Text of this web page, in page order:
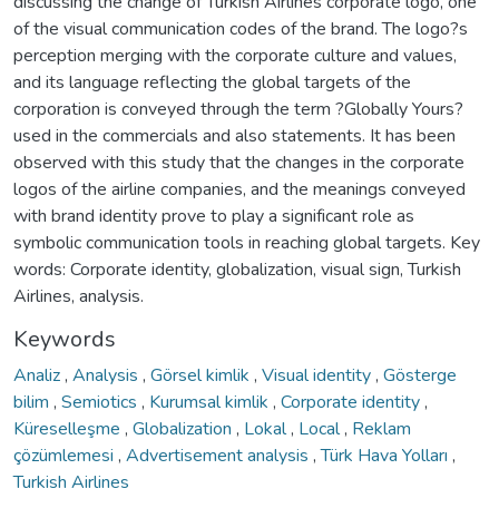
of the visual communication codes of the brand. The logo?s
perception merging with the corporate culture and values,
and its language reflecting the global targets of the
corporation is conveyed through the term ?Globally Yours?
used in the commercials and also statements. It has been
observed with this study that the changes in the corporate
logos of the airline companies, and the meanings conveyed
with brand identity prove to play a significant role as
symbolic communication tools in reaching global targets. Key
words: Corporate identity, globalization, visual sign, Turkish
Airlines, analysis.
Keywords
Analiz, Analysis , Görsel kimlik , Visual identity, Gösterge
bilim , Semiotics , Kurumsal kimlik , Corporate identity,
Küreselleşme , Globalization , Lokal, Local, Reklam
çözümlemesi , Advertisement analysis ,Türk Hava Yolları ,
Turkish Airlines